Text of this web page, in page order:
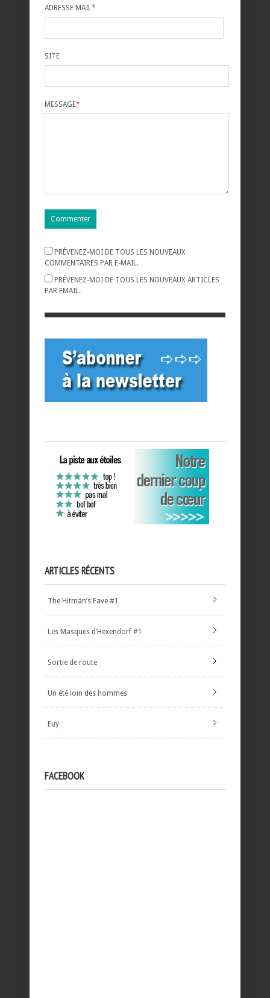
ADRESSE MAIL *
SITE
MESSAGE*
PRÉVENEZ-MOI DE TOUS LES NOUVEAUX
COMMENTAIRES PAR E-MAIL.
PRÉVENEZ-MOI DE TOUS LES NOUVEAUX ARTICLES
PAR EMAIL.
ARTICLES RÉCENTS
The Hitman’s Fave #1
Les Masques d’Hexendorf #1
Sortie de route
Un été loin des hommes
Euy
FACEBOOK